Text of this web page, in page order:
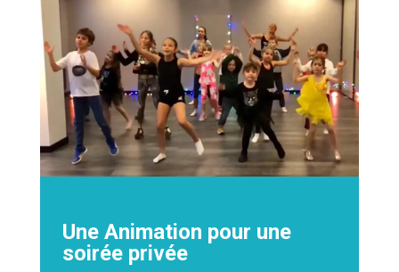
Une Animation pour une
soirée privée